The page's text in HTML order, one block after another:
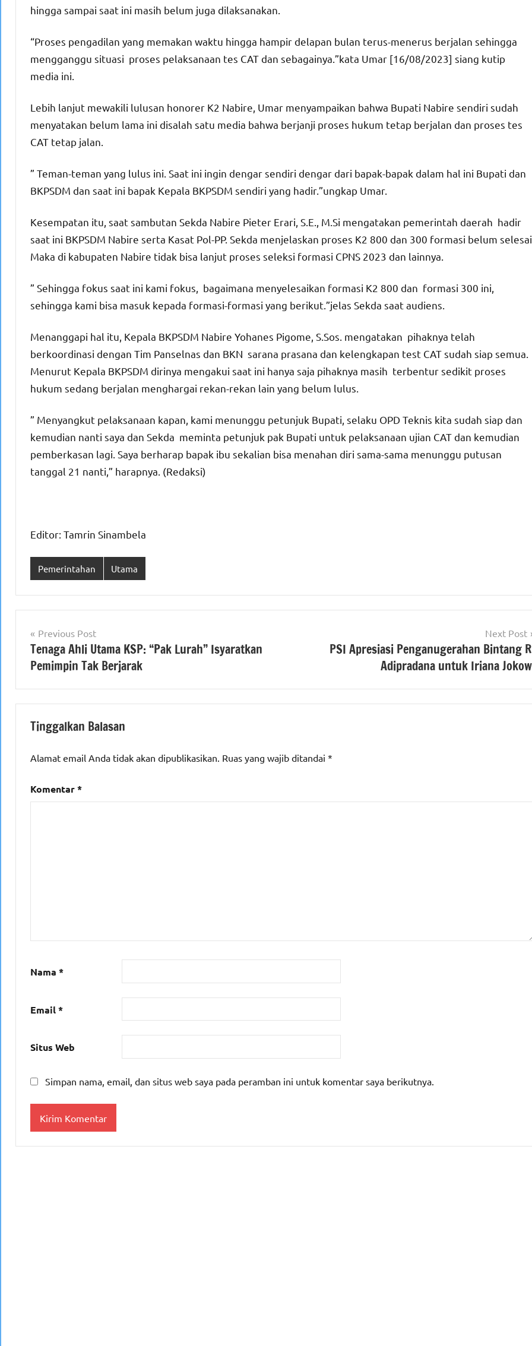
hingga sampai saat ini masih belum juga dilaksanakan.
“Proses pengadilan yang memakan waktu hingga hampir delapan bulan terus-menerus berjalan sehingga
mengganggu situasi proses pelaksanaan tes CAT dan sebagainya.”kata Umar [16/08/2023] siang kutip
media ini.
Lebih lanjut mewakili lulusan honorer K2 Nabire, Umar menyampaikan bahwa Bupati Nabire sendiri sudah
menyatakan belum lama ini disalah satu media bahwa berjanji proses hukum tetap berjalan dan proses tes
CAT tetap jalan.
” Teman-teman yang lulus ini. Saat ini ingin dengar sendiri dengar dari bapak-bapak dalam hal ini Bupati dan
BKPSDM dan saat ini bapak Kepala BKPSDM sendiri yang hadir.”ungkap Umar.
Kesempatan itu, saat sambutan Sekda Nabire Pieter Erari, S.E., M.Si mengatakan pemerintah daerah hadir
saat ini BKPSDM Nabire serta Kasat Pol-PP. Sekda menjelaskan proses K2 800 dan 300 formasi belum
Maka di kabupaten Nabire tidak bisa lanjut proses seleksi formasi CPNS 2023 dan lainnya.
” Sehingga fokus saat ini kami fokus, bagaimana menyelesaikan formasi K2 800 dan formasi 300 ini,
sehingga kami bisa masuk kepada formasi-formasi yang berikut.”jelas Sekda saat audiens.
Menanggapi hal itu, Kepala BKPSDM Nabire Yohanes Pigome, S.Sos. mengatakan pihaknya telah
berkoordinasi dengan Tim Panselnas dan BKN sarana prasana dan kelengkapan test CAT sudah siap semua.
Menurut Kepala BKPSDM dirinya mengakui saat ini hanya saja pihaknya masih terbentur sedikit proses
hukum sedang berjalan menghargai rekan-rekan lain yang belum lulus.
” Menyangkut pelaksanaan kapan, kami menunggu petunjuk Bupati, selaku OPD Teknis kita sudah siap dan
kemudian nanti saya dan Sekda meminta petunjuk pak Bupati untuk pelaksanaan ujian CAT dan kemudian
pemberkasan lagi. Saya berharap bapak ibu sekalian bisa menahan diri sama-sama menunggu putusan
tanggal 21 nanti,” harapnya. (Redaksi)
Editor: Tamrin Sinambela
Pemerintahan Utama
Navigasi
pos
Previous Post
Tenaga Ahli Utama KSP: “Pak Lurah” Isyaratkan
Pemimpin Tak Berjarak
Next Post
PSI Apresiasi Penganugerahan Bintang
Adipradana untuk Iriana
Tinggalkan Balasan
Alamat email Anda tidak akan dipublikasikan. Ruas yang wajib ditandai *
Komentar*
Nama *
Email*
Situs Web
Simpan nama, email, dan situs web saya pada peramban ini untuk komentar saya berikutnya.